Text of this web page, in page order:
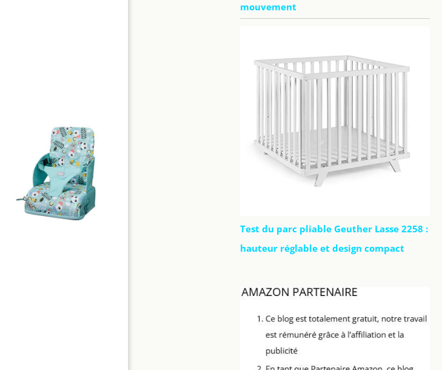
mouvement
Test du parc pliable Geuther Lasse 2258 :
hauteur réglable et design compact